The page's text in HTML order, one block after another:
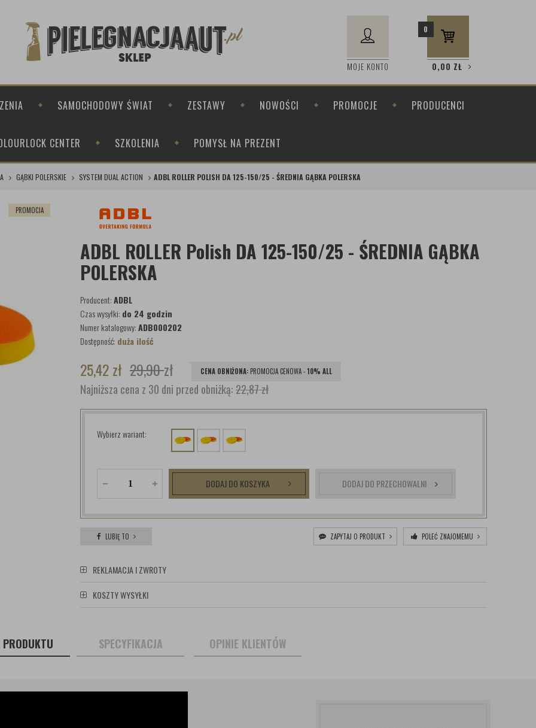
MOJE KONTO
0
0,00 ZŁ
SAMOCHODOWY ŚWIAT ZESTAWY NOWOŚCI PROMOCJE PRODUCENCI
CENTER SZKOLENIA POMYSŁ NA PREZENT
GĄBKI POLERSKIE SYSTEM DUAL ACTION ADBL ROLLER POLISH DA 125-150/25 - ŚREDNIA GĄBKA POLERSKA
PROMOCJA
ADBL ROLLER Polish DA 125-150/25 - ŚREDNIA GĄBKA
POLERSKA
Producent:ADBL
Czas wysyłki: do 24 godzin
Numer katalogowy:ADB000202
Dostępność: duża ilość
25,42zł 29,90zł CENA OBNIŻONA: PROMOCJA CENOWA -10% ALL
Najniższa cena z 30 dni przed obniżką:22,87 zł
Wybierz wariant:
DODAJ DO KOSZYKA DODAJ DO PRZECHOWALNI
LUBIĘ TO ZAPYTAJ O PRODUKT POLEĆ ZNAJOMEMU
REKLAMACJA I ZWROTY
KOSZTY WYSYŁKI
SPECYFIKACJA OPINIE KLIENTÓW